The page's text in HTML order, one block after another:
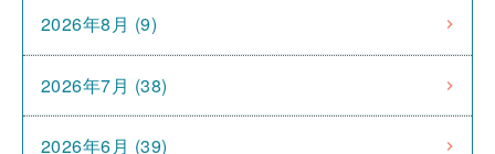
2026年8月 (9)
2026年7月 (38)
2026年6月 (39)